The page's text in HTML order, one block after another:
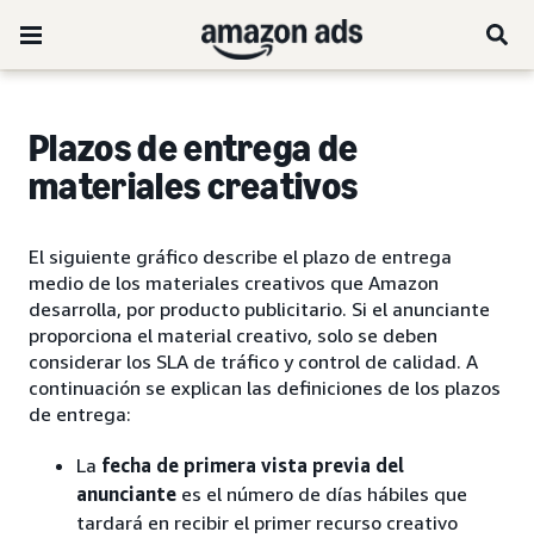
Plazos de entrega de
materiales creativos
El siguiente gráfico describe el plazo de entrega
medio de los materiales creativos que Amazon
desarrolla, por producto publicitario. Si el anunciante
proporciona el material creativo, solo se deben
considerar los SLA de tráfico y control de calidad. A
continuación se explican las definiciones de los plazos
de entrega:
La fecha de primera vista previa del
anunciante es el número de días hábiles que
tardará en recibir el primer recurso creativo